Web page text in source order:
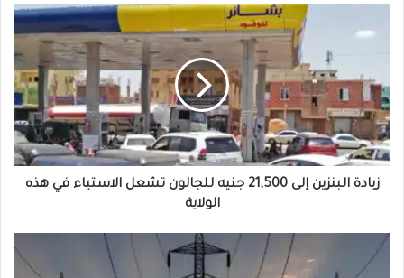
البنزين
جنيه
للجالون
تشعل
الاستياء
في
هذه
زيادة البنزين إلى 21,500 جنيه للجالون تشعل الاستياء في هذه
الولاية
وزير
الطاقة